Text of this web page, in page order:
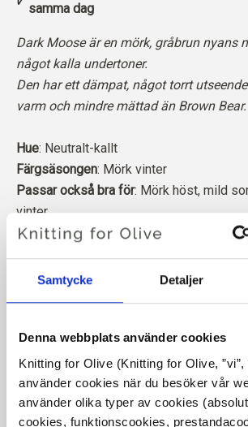
Samtycke Detaljer
Denna webbplats använder cookies
Knitting for Olive (Knitting for Olive, ”vi”,
använder cookies när du besöker vår
använder olika typer av cookies
cookies, funktionscookies,
samma dag
Dark Moose är en mörk, gråbrun nyans
något kalla undertoner.
Den har ett dämpat, något torrt
varm och mindre mättad än Brown Bear.
Hue: Neutralt-kallt
Färgsäsongen: Mörk vinter
Passar också bra för: Mörk höst, mild
vinter
Trots sin något kalla nyans är färgen
utmärkt för många med en neutral
Vår merinoull kommer från får som fötts
där mulesing inte förekommer. Ullen kan
tillbaka till den gård den kommer från. På
exakt vilken gård, vilka bönder och vilka
tillverkat vår ull.